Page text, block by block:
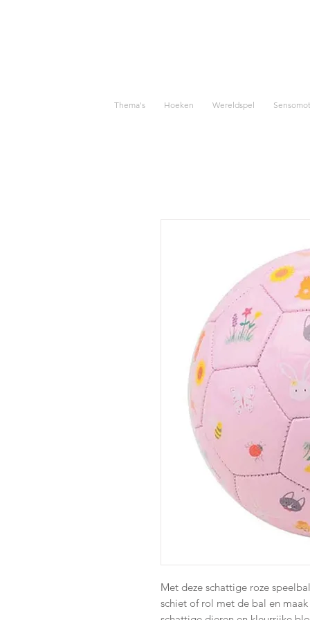
Thema's Hoeken Wereldspel
Met deze schattige roze
schiet of rol met de bal en